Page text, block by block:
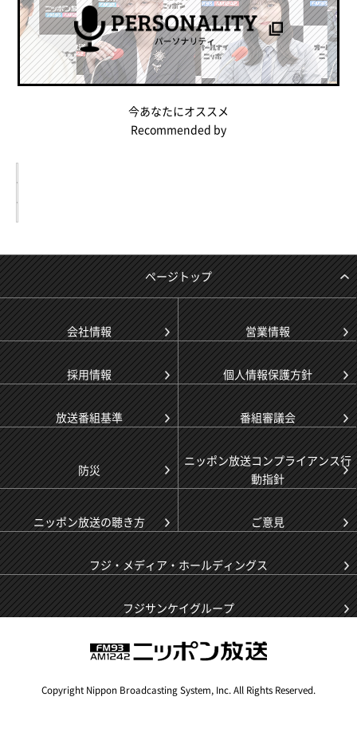
今あなたにオススメ
Recommended by
ページトップ
会社情報 営業情報
採用情報 個人情報保護方針
放送番組基準 番組審議会
防災
ニッポン放送コンプライアンス行
動指針
ニッポン放送の聴き方 ご意見
フジ・メディア・ホールディングス
フジサンケイグループ
Copyright Nippon Broadcasting System, Inc. All Rights Reserved.